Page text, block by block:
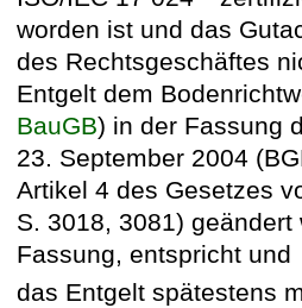
worden ist und das
des Rechtsgeschäftes
Entgelt dem
BauGB) in der Fassung
23. September 2004
Artikel 4 des Gesetzes
S. 3018, 3081)
Fassung, entspricht und
das Entgelt spätestens